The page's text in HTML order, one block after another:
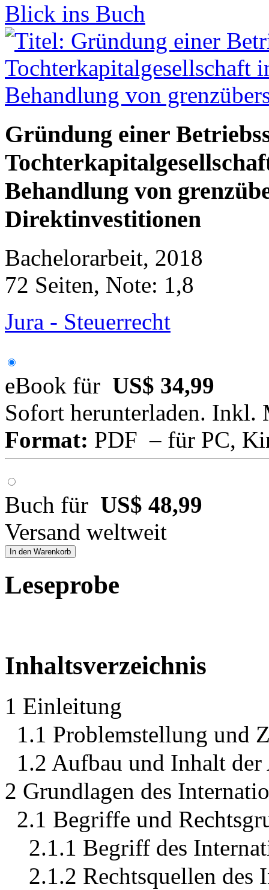
Blick ins Buch
Gründung einer
Behandlung von
Direktinvestitionen
Bachelorarbeit, 2018
72 Seiten, Note: 1,8
Jura - Steuerrecht
eBook für US$ 34,99
Sofort herunterladen. Inkl.
Format: PDF – für PC,
Buch für US$ 48,99
Versand weltweit
In den Warenkorb
Leseprobe
Inhaltsverzeichnis
1 Einleitung
1.1 Problemstellung und
1.2 Aufbau und Inhalt
2 Grundlagen des
2.1 Begriffe und
2.1.1 Begriff des
2.1.2 Rechtsquellen des